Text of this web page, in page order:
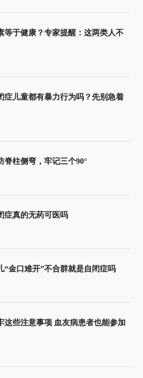
等于健康？专家提醒：这两类人不
症儿童都有暴力行为吗？先别急着
脊柱侧弯，牢记三个90°
症真的无药可医吗
“金口难开”不合群就是自闭症吗
这些注意事项 血友病患者也能参加